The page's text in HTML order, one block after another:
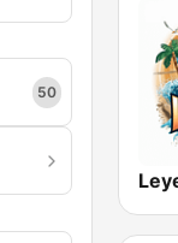
50